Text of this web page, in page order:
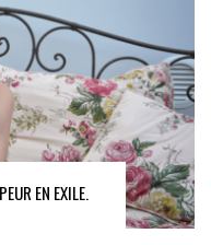
EN EXILE.